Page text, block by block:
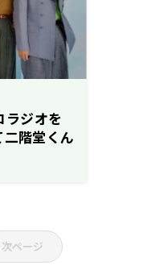
ジオを
階堂くん
次ページ